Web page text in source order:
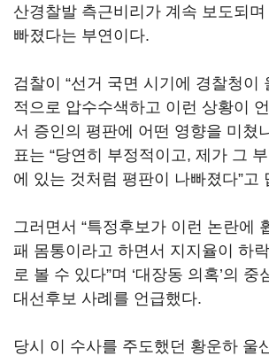
산경찰발 측근비리가 계속 보도되
빠졌다는 부연이다.
검찰이 “선거 국면 시기에 경찰청이
적으로 압수수색하고 이런 상황이
서 증인의 평판에 어떤 영향을 미쳤
표는 “당연히 부정적이고, 제가 그
에 있는 것처럼 평판이 나빠졌다”고
그러면서 “특정후보가 이런 논란에
패 몸통이라고 하면서 지지율이 하
로 볼 수 있다”며 ‘대장동 의혹’의 중
대선후보 사례를 언급했다.
당시 이 수사를 주도했던 황운하 울